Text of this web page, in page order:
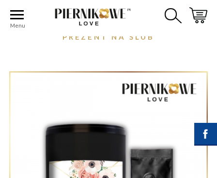
Menu
Strona główna OKAZJE PREZENT NA ŚLUB
PREZENT NA ŚLUB